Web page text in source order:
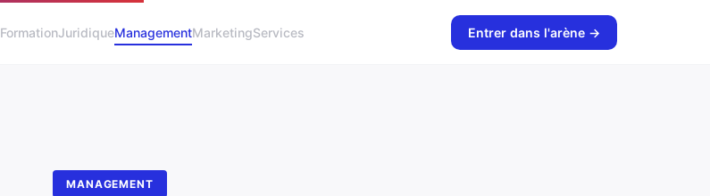
FormationJuridiqueManagementMarketingServices Entrer dans l'arène →
MANAGEMENT